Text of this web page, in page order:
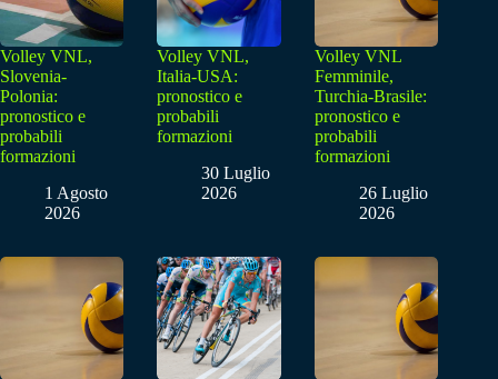
Volley VNL,
Slovenia-
Polonia:
pronostico e
probabili
formazioni
1 Agosto
2026
Volley VNL,
Italia-USA:
pronostico e
probabili
formazioni
30 Luglio
2026
Volley VNL
Femminile,
Turchia-Brasile:
pronostico e
probabili
formazioni
26 Luglio
2026